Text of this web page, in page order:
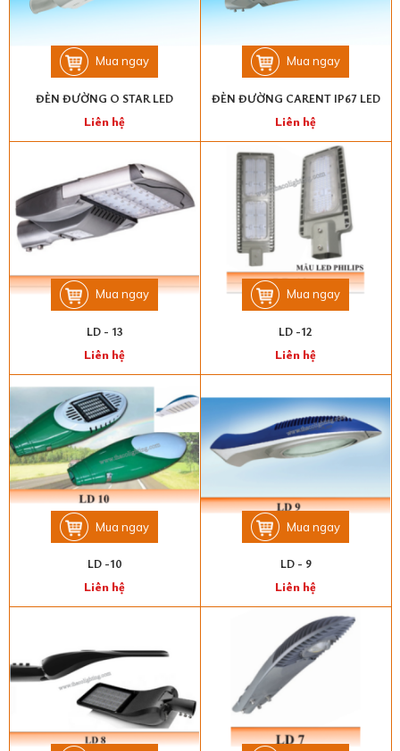
Mua ngay
ĐÈN ĐƯỜNG O STAR LED
Liên hệ
Mua ngay
ĐÈN ĐƯỜNG CARENT IP67 LED
Liên hệ
Mua ngay
LD - 13
Liên hệ
Mua ngay
LD -12
Liên hệ
Mua ngay
LD -10
Liên hệ
Mua ngay
LD - 9
Liên hệ